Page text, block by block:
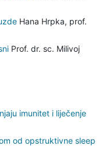
Hana Hrpka, prof.
Prof. dr. sc. Milivoj
imunitet i liječenje
od opstruktivne sleep